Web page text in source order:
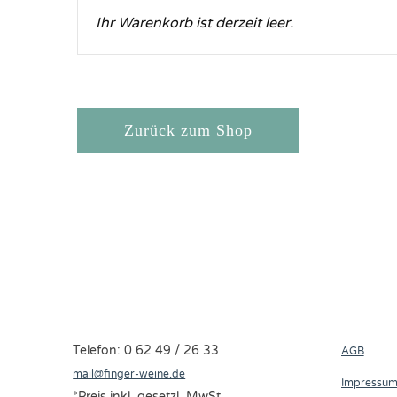
Ihr Warenkorb ist derzeit leer.
Zurück zum Shop
Telefon: 0 62 49 / 26 33
mail@finger-weine.de
AGB
Impressum